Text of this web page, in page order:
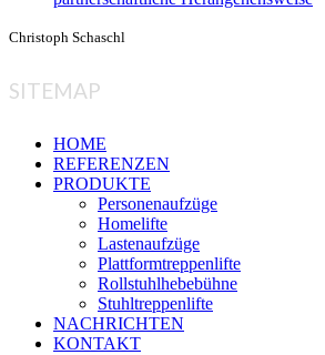
Christoph Schaschl
SITEMAP
HOME
REFERENZEN
PRODUKTE
Personenaufzüge
Homelifte
Lastenaufzüge
Plattformtreppenlifte
Rollstuhlhebebühne
Stuhltreppenlifte
NACHRICHTEN
KONTAKT